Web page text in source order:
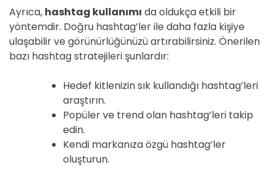
Ayrıca, hashtag kullanımı da oldukça etkili bir
yöntemdir. Doğru hashtag’ler ile daha fazla kişiye
ulaşabilir ve görünürlüğünüzü artırabilirsiniz. Önerilen
bazı hashtag stratejileri şunlardır:
Hedef kitlenizin sık kullandığı hashtag’leri
araştırın.
Popüler ve trend olan hashtag’leri takip
edin.
Kendi markanıza özgü hashtag’ler
oluşturun.